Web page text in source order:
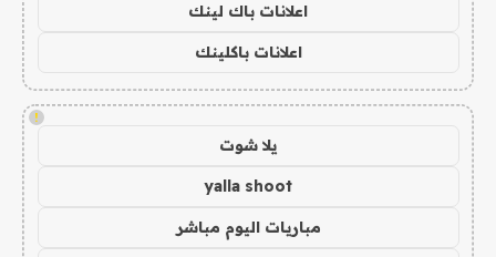
اعلانات باك لينك
اعلانات باكلينك
!
يلا شوت
yalla shoot
مباريات اليوم مباشر